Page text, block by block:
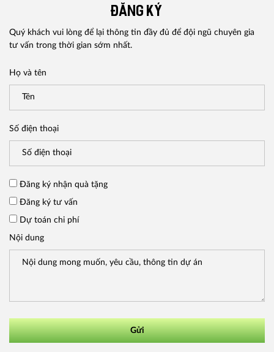
ĐĂNG KÝ
Quý khách vui lòng để lại thông tin đầy đủ để đội ngũ chuyên gia
tư vấn trong thời gian sớm nhất.
Họ và tên
Số điện thoại
Đăng ký nhận quà tặng
Đăng ký tư vấn
Dự toán chi phí
Nội dung
Gửi